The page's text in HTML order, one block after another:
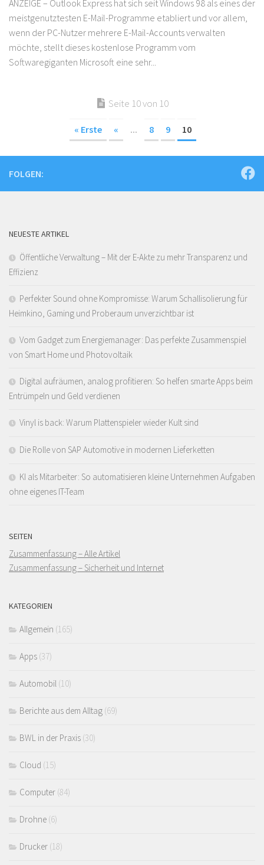
ANZEIGE – Outlook Express hat sich seit Windows 98 als eines der
meistgenutztesten E-Mail-Programme etabliert und vor allem,
wenn der PC-Nutzer mehrere E-Mail-Accounts verwalten
möchte, stellt dieses kostenlose Programm vom
Softwaregiganten Microsoft eine sehr...
Seite 10 von 10
« Erste « ... 8 9 10
FOLGEN:
NEUESTE ARTIKEL
Öffentliche Verwaltung – Mit der E-Akte zu mehr Transparenz und
Effizienz
Perfekter Sound ohne Kompromisse: Warum Schallisolierung für
Heimkino, Gaming und Proberaum unverzichtbar ist
Vom Gadget zum Energiemanager: Das perfekte Zusammenspiel
von Smart Home und Photovoltaik
Digital aufräumen, analog profitieren: So helfen smarte Apps beim
Entrümpeln und Geld verdienen
Vinyl is back: Warum Plattenspieler wieder Kult sind
Die Rolle von SAP Automotive in modernen Lieferketten
KI als Mitarbeiter: So automatisieren kleine Unternehmen Aufgaben
ohne eigenes IT-Team
SEITEN
Zusammenfassung – Alle Artikel
Zusammenfassung – Sicherheit und Internet
KATEGORIEN
Allgemein (165)
Apps (37)
Automobil (10)
Berichte aus dem Alltag (69)
BWL in der Praxis (30)
Cloud (15)
Computer (84)
Drohne (6)
Drucker (18)